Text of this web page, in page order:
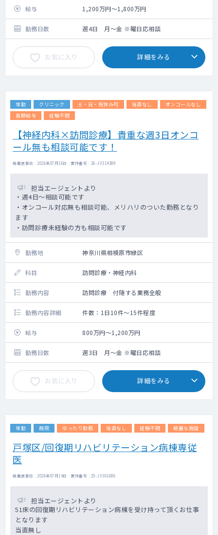
給与 1,200万円～1,800万円
勤務日数 週4日 月～金 ※曜日応相談
お気に入り 詳細をみる
常勤 クリニック 土・日・祝休み可 当直なし
オンコールなし
高額給与
経験不問
【神経内科×訪問診療】貴重な週3日オンコ
ール無も相談可能です！
掲載更新日 : 2026年07月16日 案件番号 : 26-JV314389
担当エージェントより
・週4日～相談可能です
・オンコール対応無も相談可能、メリハリのついた勤務となり
ます
・訪問診療未経験の方も相談可能です
勤務地 神奈川県相模原市緑区
科目 訪問診療・神経内科
勤務内容 訪問診療 付随する業務全般
勤務内容詳細 件数：1日10件～15件程度
給与 800万円～1,200万円
勤務日数 週3日 月～金 ※曜日応相談
お気に入り 詳細をみる
常勤 病院 ゆったり勤務 当直なし 経験不問 綺麗な施設
戸塚区/回復期リハビリテーション病棟専従
医
掲載更新日 : 2026年07月14日 案件番号 : 25-JV301686
担当エージェントより
51床の回復期リハビリテーション病棟を受け持って頂くお仕事
となります
当直無し